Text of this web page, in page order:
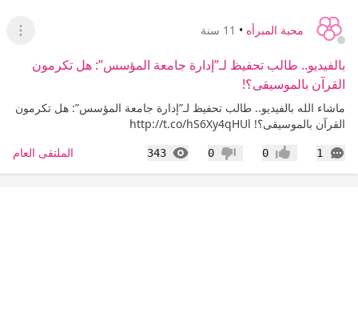
محبة المبرأه • 11 سنة
عرض
بالفيديو.. طالب تحفيظ لـ”إدارة جامعة المؤسس”: هل تكرمون
القرآن بالموسيقى؟!
ماشاء الله بالفيديو.. طالب تحفيظ لـ”إدارة جامعة المؤسس”: هل تكرمون
القرآن بالموسيقى؟! http://t.co/hS6Xy4qHUl
1
التعليقات إعجاب0 عدم إعجاب
0
343
المشاهدات الملتقى العام